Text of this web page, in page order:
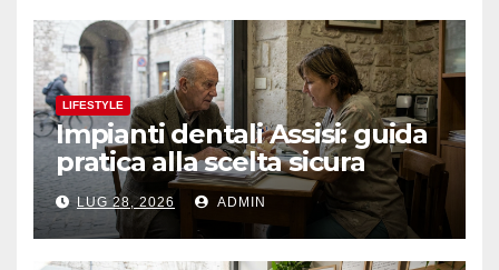
LIFESTYLE
Impianti dentali Assisi: guida
pratica alla scelta sicura
LUG 28, 2026 ADMIN